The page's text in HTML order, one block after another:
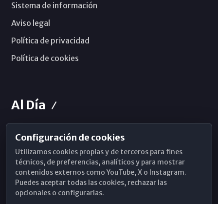
Sistema de información
Aviso legal
Política de privacidad
Política de cookies
Al Día
Horarios de Misa
Hemeroteca
WhatsApp
Configuración de cookies
Utilizamos cookies propias y de terceros para fines
técnicos, de preferencias, analíticos y para mostrar
contenidos externos como YouTube, X o Instagram.
Puedes aceptar todas las cookies, rechazar las
opcionales o configurarlas.